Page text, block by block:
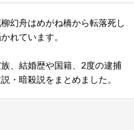
幻舟はめがね橋から転落死し
れています。
、結婚歴や国籍、2度の逮捕
・暗殺説をまとめました。